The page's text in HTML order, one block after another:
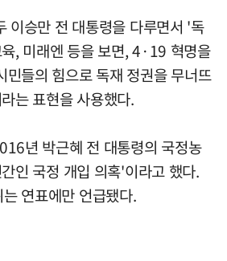
이승만 전 대통령을 다루면서 '독
, 미래엔 등을 보면, 4·19 혁명을
민들의 힘으로 독재 정권을 무너뜨
는 표현을 사용했다.
년 박근혜 전 대통령의 국정농
인 국정 개입 의혹'이라고 했다.
연표에만 언급됐다.